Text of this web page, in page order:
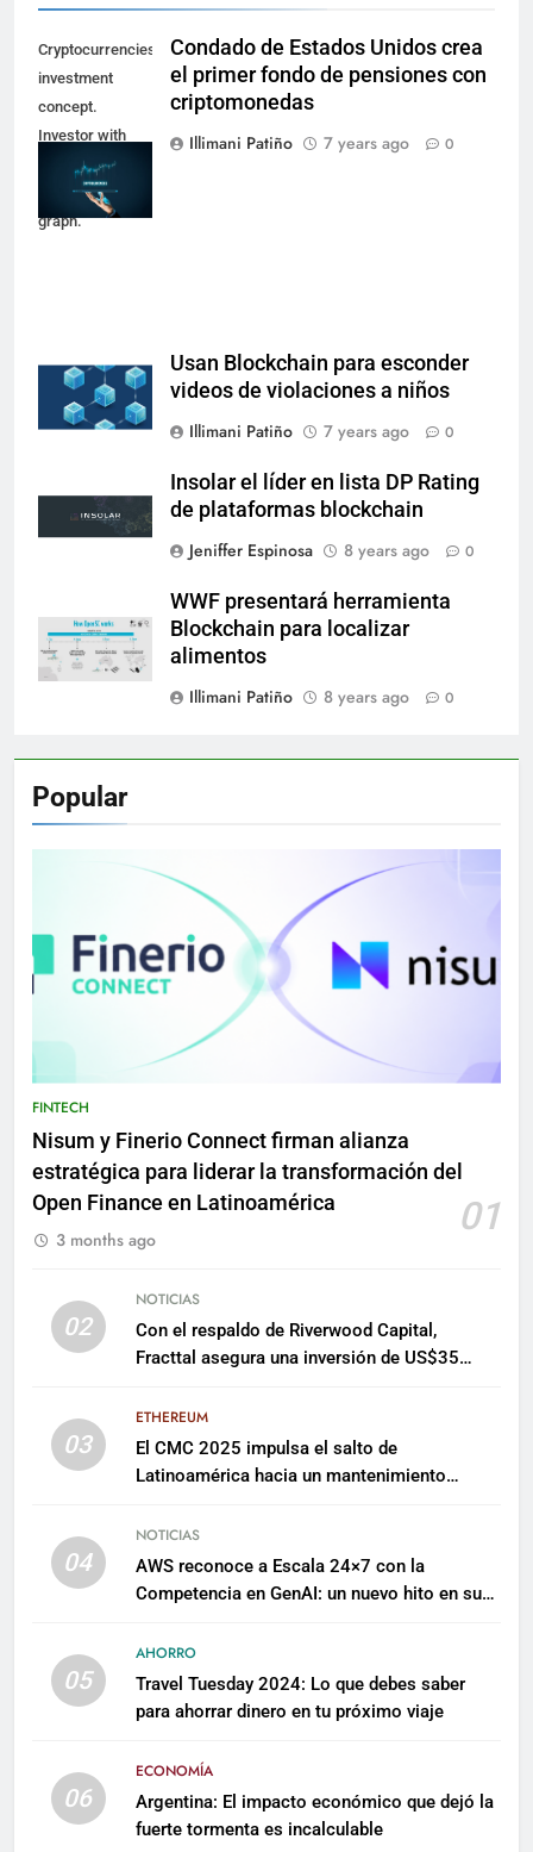
Cryptocurrencies
investment
concept.
Investor with
digital tablet and
virtual tradeview
graph.
Condado de Estados Unidos crea
el primer fondo de pensiones con
criptomonedas
Illimani Patiño
7 years ago 0
Usan Blockchain para esconder
videos de violaciones a niños
Illimani Patiño
7 years ago 0
Insolar el líder en lista DP Rating
de plataformas blockchain
Jeniffer Espinosa
8 years ago 0
WWF presentará herramienta
Blockchain para localizar
alimentos
Illimani Patiño
8 years ago 0
Popular
FINTECH
Nisum y Finerio Connect firman alianza
estratégica para liderar la transformación del
Open Finance en Latinoamérica
01
3 months ago
02
NOTICIAS
Con el respaldo de Riverwood Capital,
Fracttal asegura una inversión de US$35
03
ETHEREUM
El CMC 2025 impulsa el salto de
Latinoamérica hacia un mantenimiento
04
NOTICIAS
AWS reconoce a Escala 24×7 con la
Competencia en GenAI: un nuevo hito en su
05
AHORRO
Travel Tuesday 2024: Lo que debes saber
para ahorrar dinero en tu próximo viaje
06
ECONOMÍA
Argentina: El impacto económico que dejó la
fuerte tormenta es incalculable